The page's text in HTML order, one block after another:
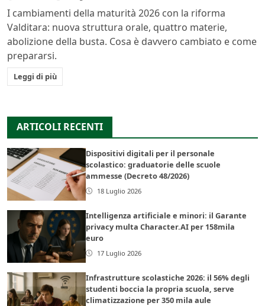
I cambiamenti della maturità 2026 con la riforma
Valditara: nuova struttura orale, quattro materie,
abolizione della busta. Cosa è davvero cambiato e come
prepararsi.
Leggi di più
ARTICOLI RECENTI
Dispositivi digitali per il personale
scolastico: graduatorie delle scuole
ammesse (Decreto 48/2026)
18 Luglio 2026
Intelligenza artificiale e minori: il Garante
privacy multa Character.AI per 158mila
euro
17 Luglio 2026
Infrastrutture scolastiche 2026: il 56% degli
studenti boccia la propria scuola, serve
climatizzazione per 350 mila aule